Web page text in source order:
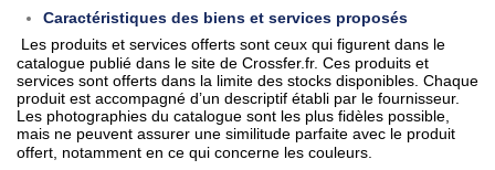
Caractéristiques des biens et services proposés
Les produits et services offerts sont ceux qui figurent dans le
catalogue publié dans le site de Crossfer.fr. Ces produits et
services sont offerts dans la limite des stocks disponibles. Chaque
produit est accompagné d’un descriptif établi par le fournisseur.
Les photographies du catalogue sont les plus fidèles possible,
mais ne peuvent assurer une similitude parfaite avec le produit
offert, notamment en ce qui concerne les couleurs.